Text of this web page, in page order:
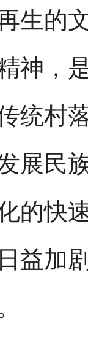
生的
神，
统村
展民
的快
益加